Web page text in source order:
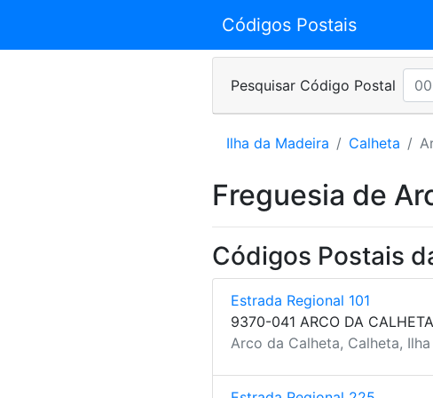
Códigos Postais
Pesquisar Código Postal
Ilha da Madeira Calheta
Freguesia de
Códigos Postais
Estrada Regional 101
9370-041 ARCO DA CALHETA
Arco da Calheta, Calheta,